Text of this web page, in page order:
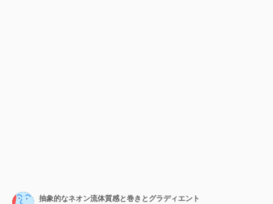
抽象的なネオン流体質感と巻きとグラディエント